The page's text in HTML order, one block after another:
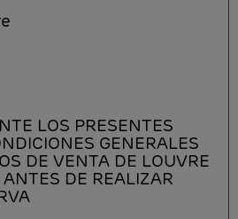
LOS PRESENTES
GENERALES
DE VENTA DE LOUVRE
DE REALIZAR